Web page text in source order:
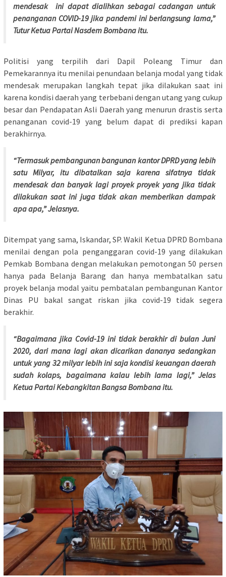
mendesak ini dapat dialihkan sebagai cadangan untuk
penanganan COVID-19 jika pandemi ini berlangsung lama,”
Tutur Ketua Partai Nasdem Bombana itu.
Politisi yang terpilih dari Dapil Poleang Timur dan
Pemekarannya itu menilai penundaan belanja modal yang tidak
mendesak merupakan langkah tepat jika dilakukan saat ini
karena kondisi daerah yang terbebani dengan utang yang cukup
besar dan Pendapatan Asli Daerah yang menurun drastis serta
penanganan covid-19 yang belum dapat di prediksi kapan
berakhirnya.
“Termasuk pembangunan bangunan kantor DPRD yang lebih
satu Milyar, itu dibatalkan saja karena sifatnya tidak
mendesak dan banyak lagi proyek proyek yang jika tidak
dilakukan saat ini juga tidak akan memberikan dampak
apa apa,” Jelasnya.
Ditempat yang sama, Iskandar, SP. Wakil Ketua DPRD Bombana
menilai dengan pola penganggaran covid-19 yang dilakukan
Pemkab Bombana dengan melakukan pemotongan 50 persen
hanya pada Belanja Barang dan hanya membatalkan satu
proyek belanja modal yaitu pembatalan pembangunan Kantor
Dinas PU bakal sangat riskan jika covid-19 tidak segera
berakhir.
“Bagaimana jika Covid-19 ini tidak berakhir di bulan Juni
2020, dari mana lagi akan dicarikan dananya sedangkan
untuk yang 32 milyar lebih ini saja kondisi keuangan daerah
sudah kolaps, bagaimana kalau lebih lama lagi,” Jelas
Ketua Partai Kebangkitan Bangsa Bombana itu.